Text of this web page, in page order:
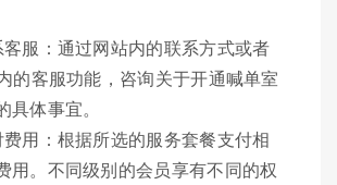
客服：通过网站内的联系方式或者
的客服功能，咨询关于开通喊单室
具体事宜。
费用：根据所选的服务套餐支付相
用。不同级别的会员享有不同的权